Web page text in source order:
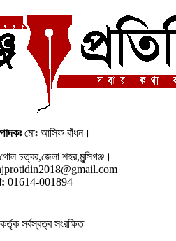
মোঃ আসিফ বাঁধন।
চত্বর,জেলা শহর,মুন্সিগঞ্জ।
01614-001894
সর্বস্বত্ব সংরক্ষিত